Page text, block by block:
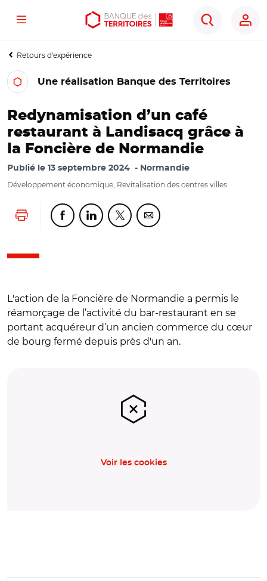
Aller
contenu
Aller
menu
Ouvrir
outils
Menu
Rechercher
Retours d'expérience
Une réalisation Banque des Territoires
Redynamisation d’un café
restaurant à Landisacq grâce à
la Foncière de Normandie
Publié le 13 septembre 2024 Normandie
Développement économique, Revitalisation des centres villes
Lancer l'impressionPartager cette page sur Facebook
Partager cette page sur Linkedin
Partager cette page sur Twitter
Partager cette page sur
L'action de la Foncière de Normandie a permis le
réamorçage de l’activité du bar-restaurant en se
portant acquéreur d’un ancien commerce du cœur
de bourg fermé depuis près d'un an.
Voir les cookies